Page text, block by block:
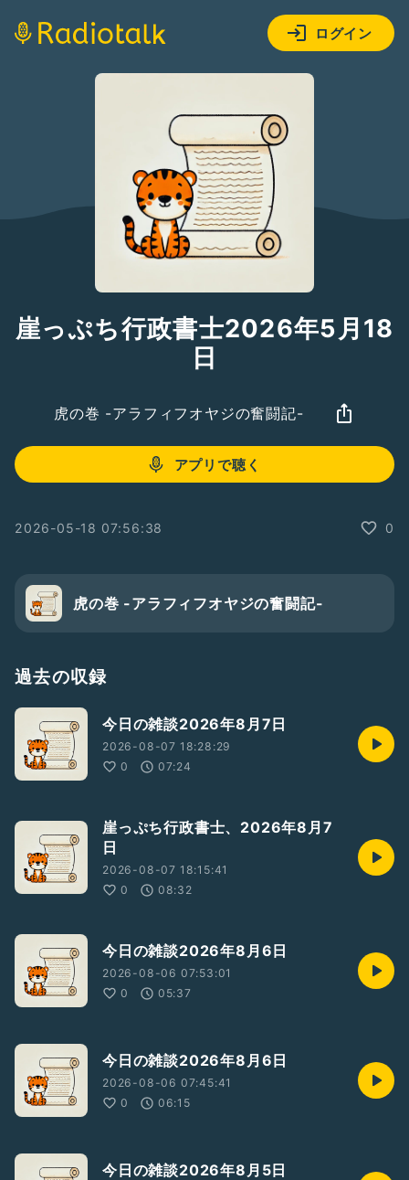
ログイン
崖っぷち行政書士2026年5月18
日
虎の巻 -アラフィフオヤジの奮闘記-
アプリで聴く
2026-05-18 07:56:38 0
虎の巻 -アラフィフオヤジの奮闘記-
過去の収録
今日の雑談2026年8月7日
2026-08-07 18:28:29
0
07:24
崖っぷち行政書士、2026年8月7
日
2026-08-07 18:15:41
0
08:32
今日の雑談2026年8月6日
2026-08-06 07:53:01
0
05:37
今日の雑談2026年8月6日
2026-08-06 07:45:41
0
06:15
今日の雑談2026年8月5日